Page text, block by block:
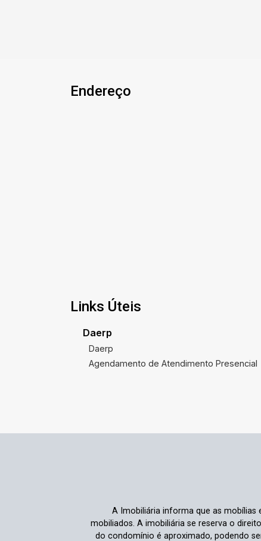
Endereço
Links Úteis
Daerp
Daerp
Agendamento de Atendimento Presencial
A Imobiliária informa que as
mobiliados. A imobiliária se reserva o
do condomínio é aproximado, podendo